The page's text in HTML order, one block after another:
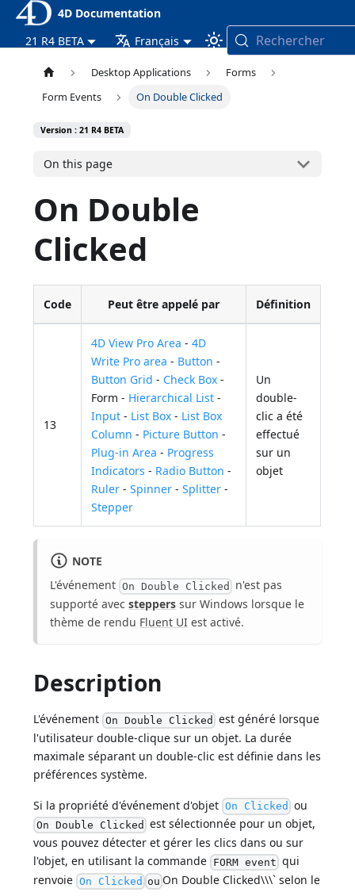
4D Documentation
21 R4 BETA
Français Rechercher
Desktop Applications
Forms
Form Events
On Double Clicked
Version : 21 R4 BETA
On this page
On Double
Clicked
Code Peut être appelé par Définition
13
4D View Pro Area -4D
Write Pro area - Button -
Button Grid - Check Box -
Form - Hierarchical List -
Input - List Box - List Box
Column - Picture Button -
Plug-in Area - Progress
Indicators - Radio Button -
Ruler -Spinner -Splitter -
Stepper
Un
double-
clic a été
effectué
sur un
objet
NOTE
L'événement On Double Clicked n'est pas
supporté avecsteppers sur Windows lorsque le
thème de rendu Fluent UI est activé.
Description
L'événement On Double Clicked est généré lorsque
l'utilisateur double-clique sur un objet. La durée
maximale séparant un double-clic est définie dans les
préférences système.
Si la propriété d'événement d'objet On Clicked ou
On Double Clicked est sélectionnée pour un objet,
vous pouvez détecter et gérer les clics dans ou sur
l'objet, en utilisant la commande FORM event qui
renvoie On Clicked ou On Double Clicked\\\` selon le